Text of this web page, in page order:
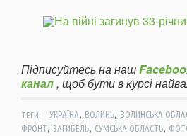
Підписуйтесь на наш
канал, щоб бути в курсі
ТЕГИ: УКРАЇНА, ВОЛИНЬ, ВОЛИНСЬКА
ФРОНТ, ЗАГИБЕЛЬ, СУМСЬКА ОБЛАСТЬ,